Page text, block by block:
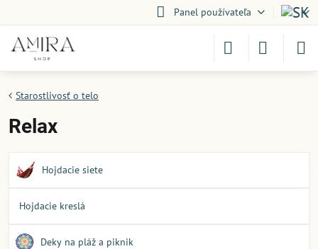
Panel používateľa
Starostlivosť o telo
Relax
Hojdacie siete
Hojdacie kreslá
Deky na pláž a piknik